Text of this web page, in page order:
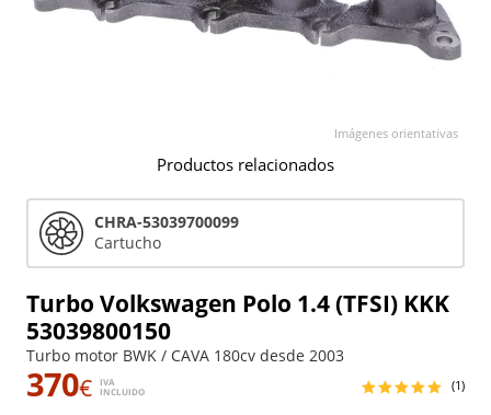
Turbo Volkswagen Polo 1.4 (TFSI) KKK
53039800150
Turbo motor BWK / CAVA 180cv desde 2003
370€
IVA
INCLUIDO
(1)
Imágenes orientativas
Productos relacionados
CHRA-53039700099
Cartucho